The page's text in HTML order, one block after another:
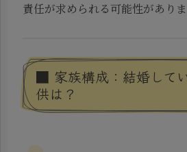
責任が求められる可能性がありま
■ 家族構成：結婚して
供は？